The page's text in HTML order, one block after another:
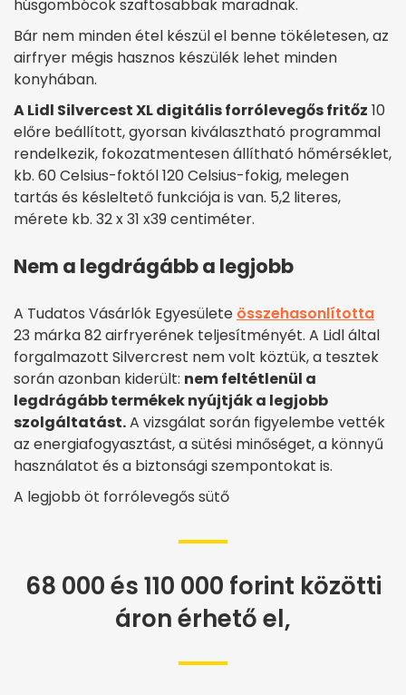
húsgombócok szaftosabbak maradnak.
Bár nem minden étel készül el benne tökéletesen, az
airfryer mégis hasznos készülék lehet minden
konyhában.
A Lidl Silvercest XL digitális forrólevegős fritőz 10
előre beállított, gyorsan kiválasztható programmal
rendelkezik, fokozatmentesen állítható hőmérséklet,
kb. 60 Celsius-foktól 120 Celsius-fokig, melegen
tartás és késleltető funkciója is van. 5,2 literes,
mérete kb. 32 x 31 x39 centiméter.
Nem a legdrágább a legjobb
A Tudatos Vásárlók Egyesülete összehasonlította
23 márka 82 airfryerének teljesítményét. A Lidl által
forgalmazott Silvercrest nem volt köztük, a tesztek
során azonban kiderült: nem feltétlenül a
legdrágább termékek nyújtják a legjobb
szolgáltatást.A vizsgálat során figyelembe vették
az energiafogyasztást, a sütési minőséget, a könnyű
használatot és a biztonsági szempontokat is.
A legjobb öt forrólevegős sütő
68 000 és 110 000 forint közötti
áron érhető el,